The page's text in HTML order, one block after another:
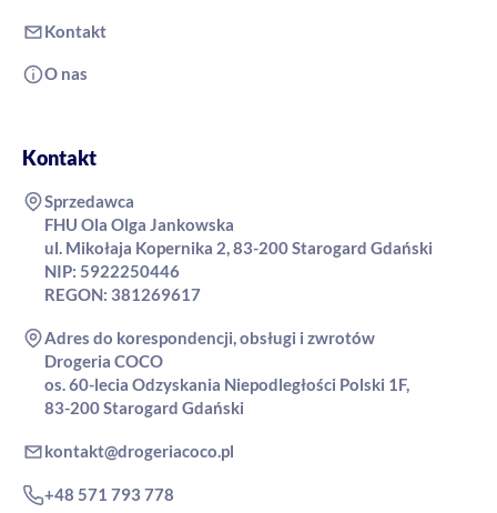
Kontakt
O nas
Kontakt
Sprzedawca
FHU Ola Olga Jankowska
ul. Mikołaja Kopernika 2, 83-200 Starogard Gdański
NIP: 5922250446
REGON: 381269617
Adres do korespondencji, obsługi i zwrotów
Drogeria COCO
os. 60-lecia Odzyskania Niepodległości Polski 1F,
83-200 Starogard Gdański
kontakt@drogeriacoco.pl
+48 571 793 778